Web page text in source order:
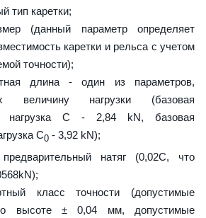
тип каретки;
(данный параметр определяет
каретки и рельса с учетом
точности);
длина - один из параметров,
величину нагрузки (базовая
нагрузка C - 2,84 kN, базовая
С0 - 3,92 kN);
натяг (0,02C, что
класс точности (допустимые
высоте ± 0,04 мм, допустимые